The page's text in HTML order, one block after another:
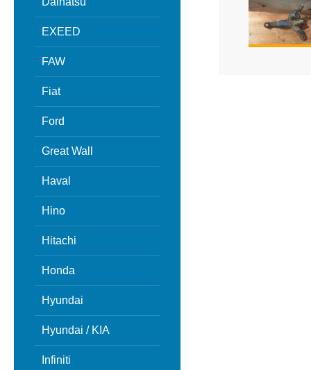
EXEED
FAW
Fiat
Ford
Great Wall
Haval
Hino
Hitachi
Honda
Hyundai
Hyundai / KIA
Infiniti